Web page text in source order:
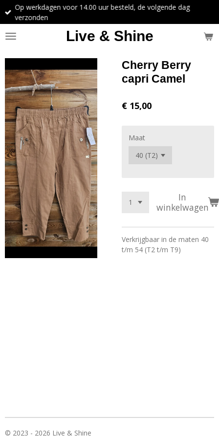
Ga
direct
de
Live & Shine
Op werkdagen voor 14.00 uur besteld, de volgende dag
verzonden
Cherry Berry
capri Camel
€ 15,00
Maat
In
winkelwagen
Verkrijgbaar in de maten 40
t/m 54 (T2 t/m T9)
© 2023 - 2026 Live & Shine